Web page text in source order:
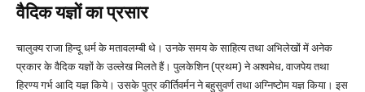
वैदिक यज्ञों का प्रसार
चालुक्य राजा हिन्दू धर्म के मतावलम्बी थे। उनके समय के साहित्य तथा अभिलेखों में अनेक
प्रकार के वैदिक यज्ञों के उल्लेख मिलते हैं। पुलकेशिन (प्रथम) ने अश्वमेध, वाजपेय तथा
हिरण्य गर्भ आदि यज्ञ किये। उसके पुत्र कीर्तिवर्मन ने बहुसुवर्ण तथा अग्निष्टोम यज्ञ किया। इस